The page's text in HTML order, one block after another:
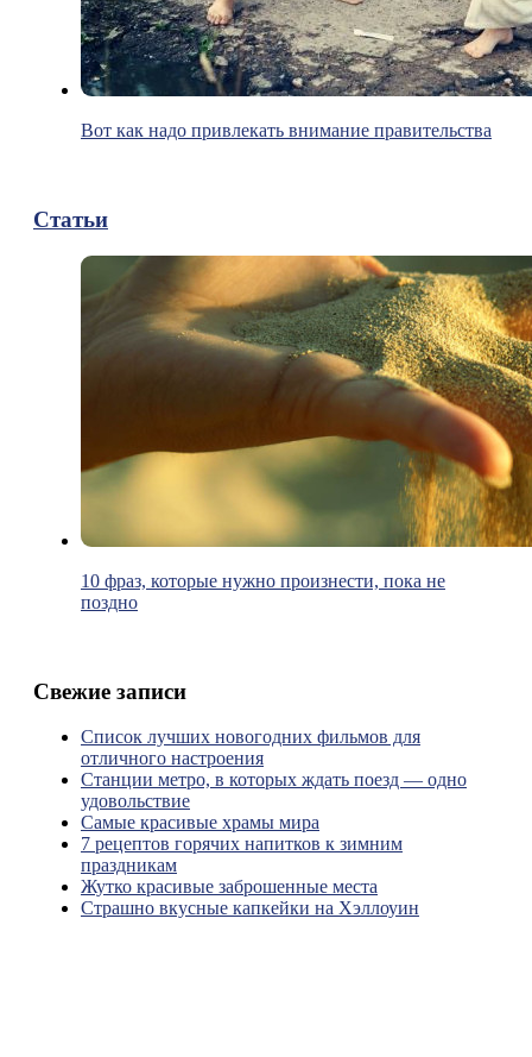
Вот как надо привлекать внимание правительства
Статьи
10 фраз, которые нужно произнести, пока не
поздно
Свежие записи
Список лучших новогодних фильмов для
отличного настроения
Станции метро, в которых ждать поезд — одно
удовольствие
Самые красивые храмы мира
7 рецептов горячих напитков к зимним
праздникам
Жутко красивые заброшенные места
Страшно вкусные капкейки на Хэллоуин